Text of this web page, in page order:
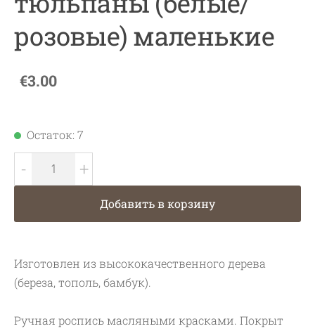
розовые) маленькие
€3.00
Остаток: 7
- +
Добавить в корзину
Изготовлен из высококачественного дерева
(береза, тополь, бамбук).
Ручная роспись масляными красками. Покрыт